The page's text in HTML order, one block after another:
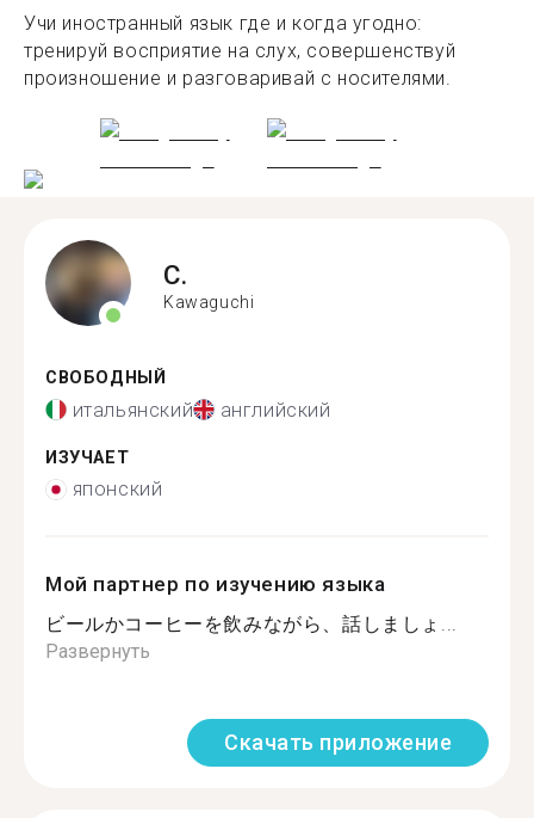
Учи иностранный язык где и когда угодно:
тренируй восприятие на слух, совершенствуй
произношение и разговаривай с носителями.
C.
Kawaguchi
СВОБОДНЫЙ
итальянский английский
ИЗУЧАЕТ
японский
Мой партнер по изучению языка
ビールかコーヒーを飲みながら、話しましょ...
Развернуть
Скачать приложение